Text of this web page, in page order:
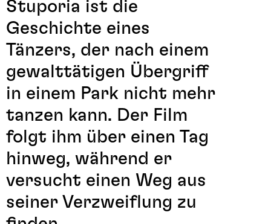
Stuporia ist die
Geschichte eines
Tänzers, der nach einem
gewalttätigen Übergriff
in einem Park nicht mehr
tanzen kann. Der Film
folgt ihm über einen Tag
hinweg, während er
versucht einen Weg aus
seiner Verzweiflung zu